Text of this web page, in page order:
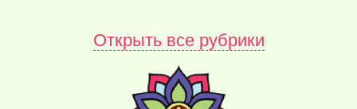
Открыть все рубрики